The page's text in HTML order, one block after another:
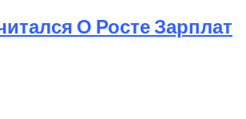
О Росте Зарплат